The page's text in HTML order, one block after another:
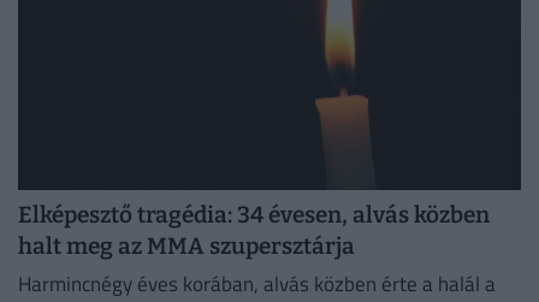
Elképesztő tragédia: 34 évesen, alvás közben
halt meg az MMA szupersztárja
Harmincnégy éves korában, alvás közben érte a halál a